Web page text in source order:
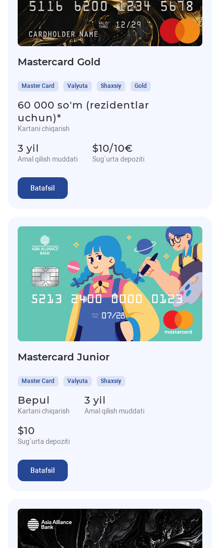
Mastercard Gold
Master Card Valyuta Shaxsiy Gold
60 000 so'm (rezidentlar
uchun)*
Kartani chiqarish
3 yil
Amal qilish muddati
$10/10€
Sug`urta depoziti
Batafsil
Mastercard Junior
Master Card Valyuta Shaxsiy
Bepul
Kartani chiqarish
3 yil
Amal qilish muddati
$10
Sug`urta depoziti
Batafsil